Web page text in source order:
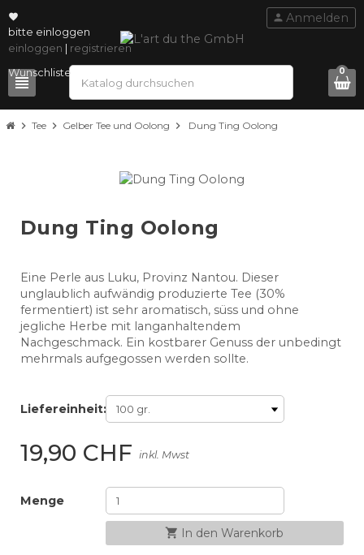
favorite
bitte einloggen
einloggen | registrieren
view_headline
person Anmelden
0
chevron_right Tee chevron_right Gelber Tee und Oolong chevron_right Dung Ting Oolong
Dung Ting Oolong
Eine Perle aus Luku, Provinz Nantou. Dieser
unglaublich aufwändig produzierte Tee (30%
fermentiert) ist sehr aromatisch, süss und ohne
jegliche Herbe mit langanhaltendem
Nachgeschmack. Ein kostbarer Genuss der unbedingt
mehrmals aufgegossen werden sollte.
Liefereinheit:
19,90 CHF inkl. Mwst
Menge
shopping_cart In den Warenkorb